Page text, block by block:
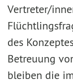
Vertreter/
des
Betreuung
bleiben die